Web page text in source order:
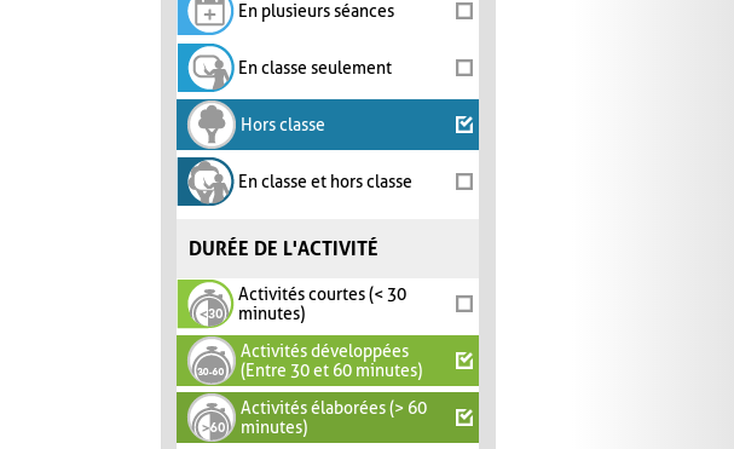
En plusieurs séances
En classe seulement
Hors classe
En classe et hors classe
DURÉE DE L'ACTIVITÉ
Activités courtes (< 30
minutes)
Activités développées
(Entre 30 et 60 minutes)
Activités élaborées (> 60
minutes)